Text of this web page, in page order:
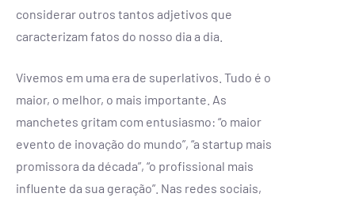
considerar outros tantos adjetivos que
caracterizam fatos do nosso dia a dia.
Vivemos em uma era de superlativos. Tudo é o
maior, o melhor, o mais importante. As
manchetes gritam com entusiasmo: “o maior
evento de inovação do mundo”, “a startup mais
promissora da década”, “o profissional mais
influente da sua geração”. Nas redes sociais,